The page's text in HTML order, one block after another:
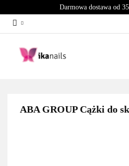
Darmowa dostawa od
ABA GROUP Cążki do